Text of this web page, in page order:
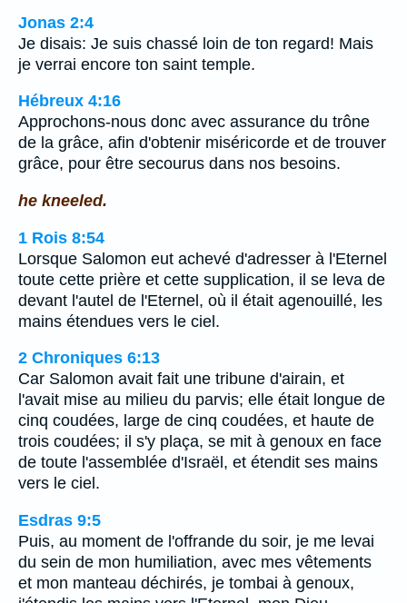
Jonas 2:4
Je disais: Je suis chassé loin de ton regard! Mais
je verrai encore ton saint temple.
Hébreux 4:16
Approchons-nous donc avec assurance du trône
de la grâce, afin d'obtenir miséricorde et de trouver
grâce, pour être secourus dans nos besoins.
he kneeled.
1 Rois 8:54
Lorsque Salomon eut achevé d'adresser à l'Eternel
toute cette prière et cette supplication, il se leva de
devant l'autel de l'Eternel, où il était agenouillé, les
mains étendues vers le ciel.
2 Chroniques 6:13
Car Salomon avait fait une tribune d'airain, et
l'avait mise au milieu du parvis; elle était longue de
cinq coudées, large de cinq coudées, et haute de
trois coudées; il s'y plaça, se mit à genoux en face
de toute l'assemblée d'Israël, et étendit ses mains
vers le ciel.
Esdras 9:5
Puis, au moment de l'offrande du soir, je me levai
du sein de mon humiliation, avec mes vêtements
et mon manteau déchirés, je tombai à genoux,